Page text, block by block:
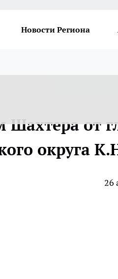
Новости Региона
Шахтера от
округа
26